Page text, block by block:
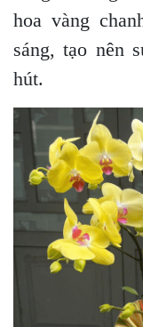
hoa vàng
sáng, tạo nên
hút.